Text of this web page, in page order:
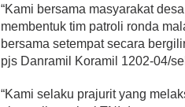
“Kami bersama masyarakat
membentuk tim patroli ronda
bersama setempat secara
pjs Danramil Koramil 1202-04/
“Kami selaku prajurit yang